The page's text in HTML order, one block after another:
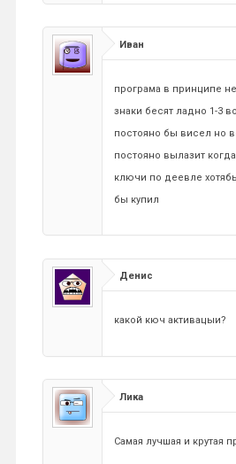
Иван
програма в принципе
знаки бесят ладно 1-3
постояно бы висел но
постояно вылазит
ключи по деевле
бы купил
Денис
какой кюч активацыи?
Лика
Самая лучшая и крутая